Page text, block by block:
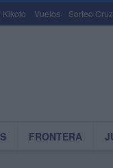
Kikoto Vuelos Sorteo
FRONTERA